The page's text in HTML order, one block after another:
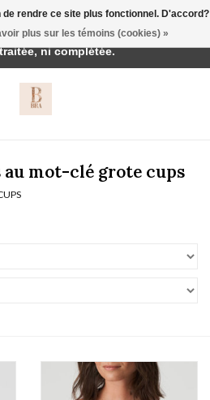
au mot-clé grote cups
rendre ce site plus fonctionnel. D'accord?
plus sur les témoins (cookies) »
Toute commande passée
ni complétée.